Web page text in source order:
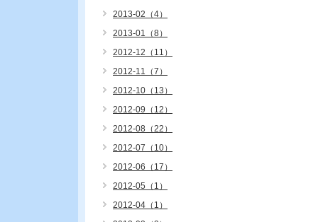
2013-02（4）
2013-01（8）
2012-12（11）
2012-11（7）
2012-10（13）
2012-09（12）
2012-08（22）
2012-07（10）
2012-06（17）
2012-05（1）
2012-04（1）